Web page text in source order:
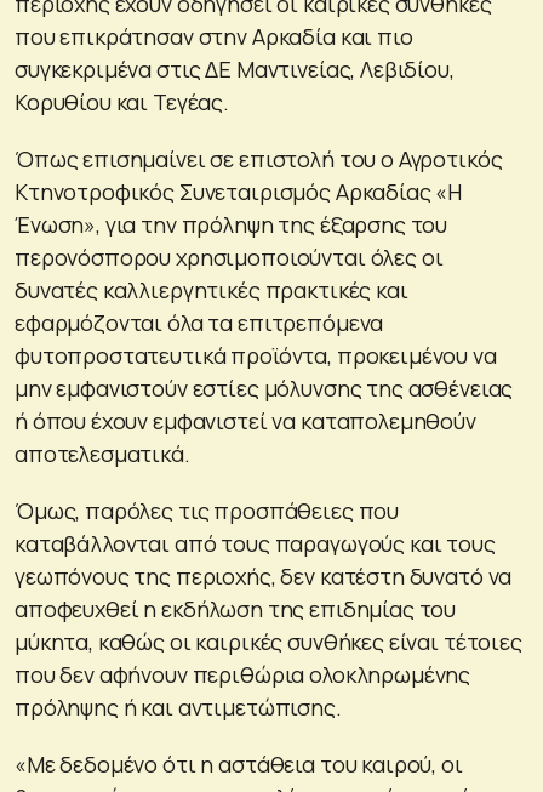
που επικράτησαν στην Αρκαδία και πιο
συγκεκριμένα στις ΔΕ Μαντινείας, Λεβιδίου,
Κορυθίου και Τεγέας.
Όπως επισημαίνει σε επιστολή του ο Αγροτικός
Κτηνοτροφικός Συνεταιρισμός Αρκαδίας «Η
Ένωση», για την πρόληψη της έξαρσης του
περονόσπορου χρησιμοποιούνται όλες οι
δυνατές καλλιεργητικές πρακτικές και
εφαρμόζονται όλα τα επιτρεπόμενα
φυτοπροστατευτικά προϊόντα, προκειμένου να
μην εμφανιστούν εστίες μόλυνσης της ασθένειας
ή όπου έχουν εμφανιστεί να καταπολεμηθούν
αποτελεσματικά.
Όμως, παρόλες τις προσπάθειες που
καταβάλλονται από τους παραγωγούς και τους
γεωπόνους της περιοχής, δεν κατέστη δυνατό να
αποφευχθεί η εκδήλωση της επιδημίας του
μύκητα, καθώς οι καιρικές συνθήκες είναι τέτοιες
που δεν αφήνουν περιθώρια ολοκληρωμένης
πρόληψης ή και αντιμετώπισης.
«Με δεδομένο ότι η αστάθεια του καιρού, οι